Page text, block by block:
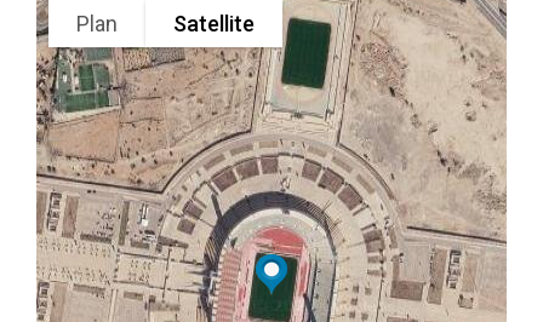
Plan Satellite